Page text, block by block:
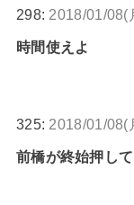
298: 2018/01/08(
時間使えよ
325: 2018/01/08(
前橋が終始押し